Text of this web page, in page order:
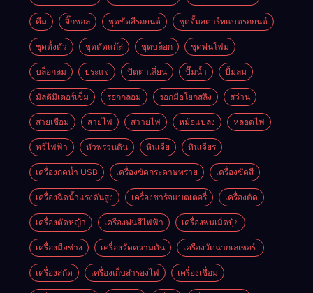
คีม จิ๊กซอล ชุดขัดสีรถยนต์​ ชุดจั้มสตาร์ทแบตรถยนต์
ชุดตั้งตัว ชุดตัดแก๊ส ชุดบล็อก ชุดพ่นโฟม
บล็อกลม ประแจ ปัตตาเลี่ยน ปั๊มน้ำ ปั้มลม
มัลติมิเตอร์เข็ม รอกกลอม รอกมือโยกสลิง สว่าน
สายเชื่อม สายไฟ สาายไฟ หม้อแปลง หลอดไฟ
หวีไฟฟ้า หัวพรวนดิน หินเจีย หินเจียร
เครื่องกดน้ำ USB เครื่องขัดกระดาษทราย เครื่องขัดสี
เครื่องฉีดน้ำแรงดันสูง เครื่องชาร์จแบตเตอรี่ เครื่องตัด
เครื่องตัดหญ้า เครื่องพ่นสีไฟฟ้า เครื่องพ่นเม็ดปุ๋ย
เครื่องมือช่าง เครื่องวัดความดัน เครื่องวัดฉากเลเซอร์
เครื่องสกัด เครื่องเก็บสํารองไฟ เครื่องเชื่อม